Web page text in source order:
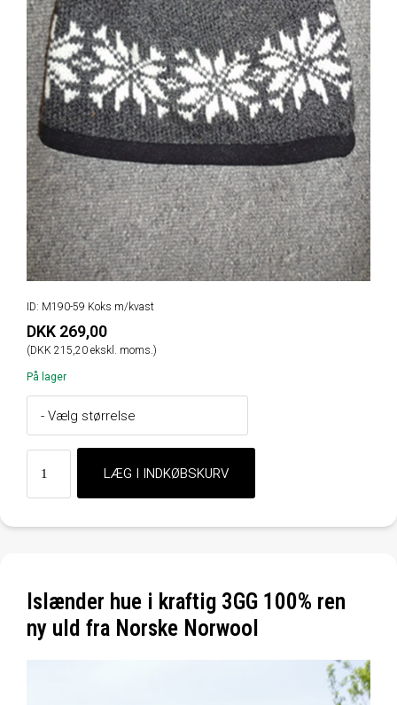
ID: M190-59 Koks m/kvast
DKK 269,00
(DKK 215,20 ekskl. moms.)
På lager
Islænder hue i kraftig 3GG 100% ren
ny uld fra Norske Norwool